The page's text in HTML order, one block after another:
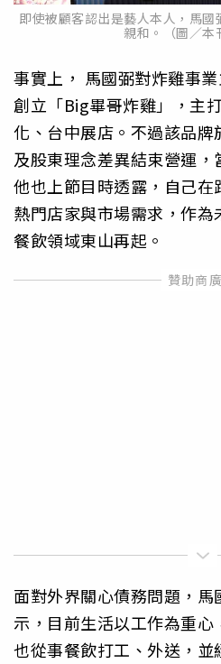
即使被顧客認出是藝人本人，馬
親和。（圖／本
事實上， 馬國弼對炸雞事
創立「Big畢哥炸雞」，主
化、台中展店。不過該品
及股東理念差異結束營運，
他也上節目時透露，自己
熱門店家與市場需求，作
餐飲領域東山再起。
面對外界關心債務問題，馬
示，目前生活以工作為重心
也從事餐飲打工、外送，